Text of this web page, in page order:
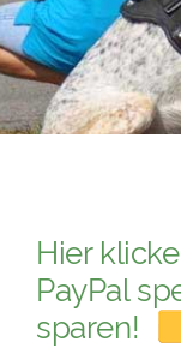
PATENSCHAFTEN
HELFER WERDEN
RATGEBER
Hier
PayPal
sparen!